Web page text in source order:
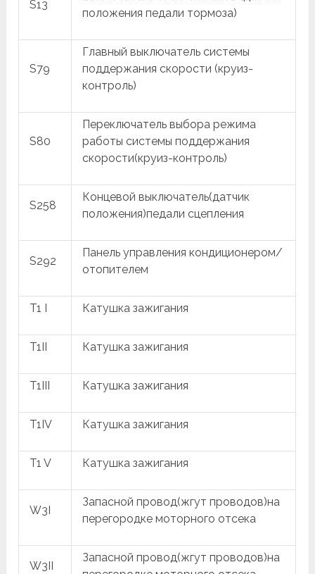
S13
положения педали тормоза)
S79
Главный выключатель системы
поддержания скорости (круиз-
контроль)
S80
Переключатель выбора режима
работы системы поддержания
скорости(круиз-контроль)
S258
Концевой выключатель(датчик
положения)педали сцепления
S292
Панель управления кондиционером/
отопителем
T1 I Катушка зажигания
T1II Катушка зажигания
T1III Катушка зажигания
T1IV Катушка зажигания
T1 V Катушка зажигания
W3I
Запасной провод(жгут проводов)на
перегородке моторного отсека
W3II
Запасной провод(жгут проводов)на